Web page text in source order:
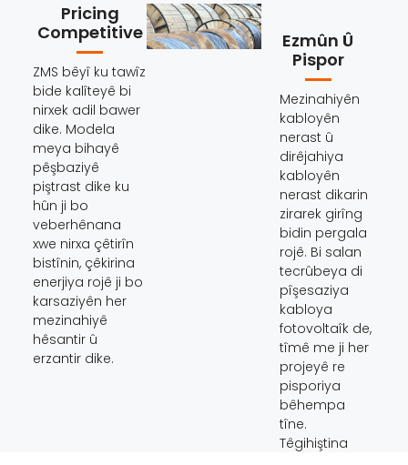
Pricing
Competitive
ZMS bêyî ku tawîz
bide kalîteyê bi
nirxek adil bawer
dike. Modela
meya bihayê
pêşbaziyê
piştrast dike ku
hûn ji bo
veberhênana
xwe nirxa çêtirîn
bistînin, çêkirina
enerjiya rojê ji bo
karsaziyên her
mezinahiyê
hêsantir û
erzantir dike.
Ezmûn Û
Pispor
Mezinahiyên
kabloyên
nerast û
dirêjahiya
kabloyên
nerast dikarin
zirarek girîng
bidin pergala
rojê. Bi salan
tecrûbeya di
pîşesaziya
kabloya
fotovoltaîk de,
tîmê me ji her
projeyê re
pisporiya
bêhempa
tîne.
Têgihiştina